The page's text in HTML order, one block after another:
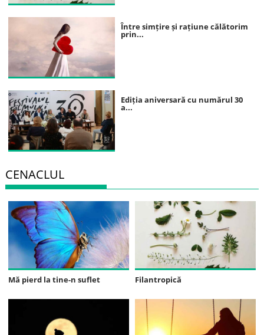
Între simțire și rațiune călătorim
prin...
Ediția aniversară cu numărul 30
a...
CENACLUL
Mă pierd la tine-n suflet Filantropică